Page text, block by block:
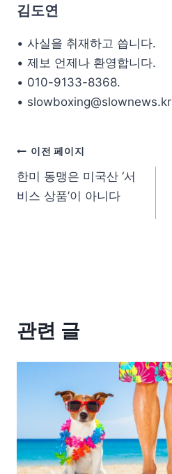
김도연
• 사실을 취재하고 씁니다.
• 제보 언제나 환영합니다.
• 010-9133-8368.
• slowboxing@slownews.kr
이전 페이지
한미 동맹은 미국산 ‘서
비스 상품’이 아니다
관련 글